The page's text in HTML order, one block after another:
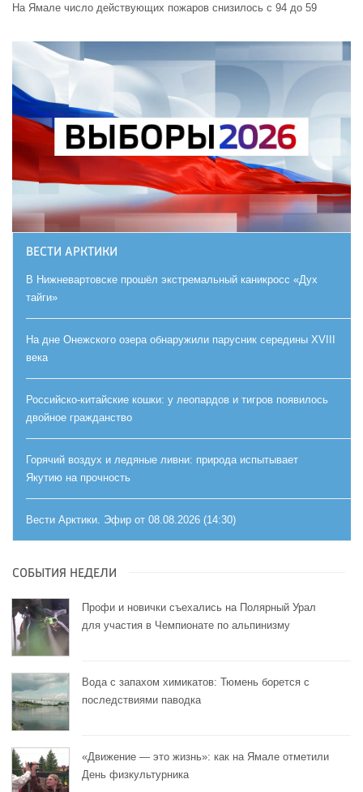
На Ямале число действующих пожаров снизилось с 94 до 59
ВЕСТИ АРКТИКИ
В Нижневартовске прошёл экстремальный каникросс «Дух
тайги»
На дне Онежского озера обнаружили парусник середины XVIII
века
Российско-китайские кошки: у леопардов и тигров появилось
двойное гражданство
Горячий воздух и ледяные ливни: природа испытывает
Якутию на прочность
Вести Арктики. Эфир от 08.08.2026 (14:30)
СОБЫТИЯ НЕДЕЛИ
Профи и новички съехались на Полярный Урал
для участия в Чемпионате по альпинизму
Вода с запахом химикатов: Тюмень борется с
последствиями паводка
«Движение — это жизнь»: как на Ямале отметили
День физкультурника